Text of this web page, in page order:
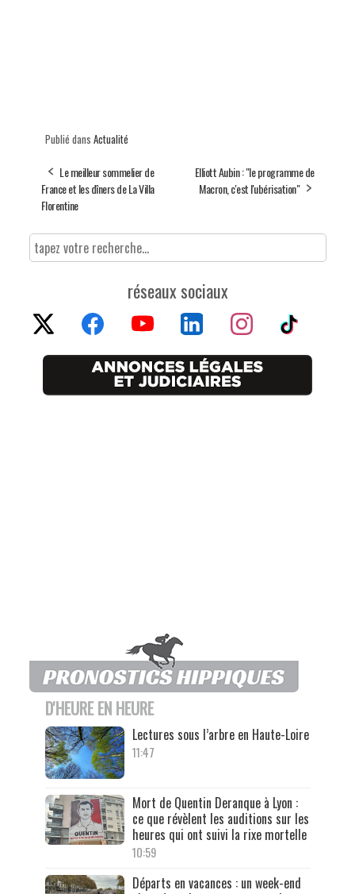
Publié dans Actualité
Le meilleur sommelier de
France et les dîners de La Villa
Florentine
Elliott Aubin : "le programme de
Macron, c'est l'ubérisation"
réseaux sociaux
D'HEURE EN HEURE
Lectures sous l’arbre en Haute-Loire
11:47
Mort de Quentin Deranque à Lyon :
ce que révèlent les auditions sur les
heures qui ont suivi la rixe mortelle
10:59
Départs en vacances : un week-end